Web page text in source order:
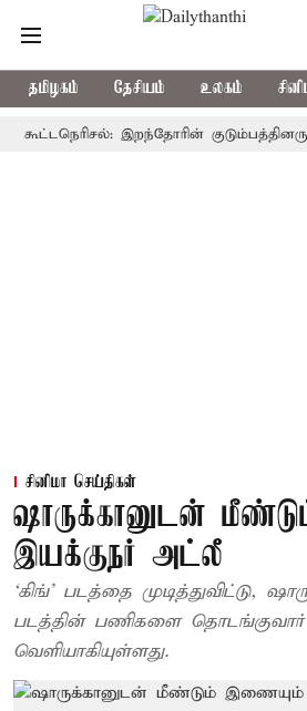
தமிழகம் தேசியம் உலகம்
இறந்தோரின் குடும்பத்தினருக்கு
சினிமா செய்திகள்
ஷாருக்​கானுடன்
இயக்குநர் அட்லீ
‘கிங்’ படத்தை முடித்​து​விட்​டு,
படத்​தின் பணி​களை தொடங்​கு​வார்
வெளி​யாகி​யுள்​ளது.